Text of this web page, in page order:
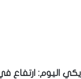
اليوم: ارتفاع في